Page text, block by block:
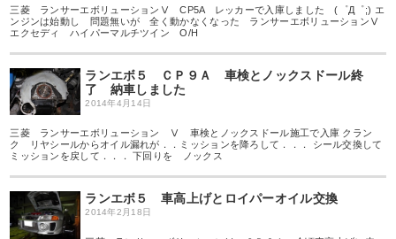
三菱 ランサーエボリューションⅤ CP5A レッカーで入庫しました (゜Д゜;) エ
ンジンは始動し 問題無いが 全く動かなくなった ランサーエボリューションⅤ
エクセディ ハイパーマルチツイン O/H
ランエボ５ ＣＰ９Ａ 車検とノックスドール終
了 納車しました
2014年4月14日
三菱 ランサーエボリューション Ⅴ 車検とノックスドール施工で入庫 クラン
ク リヤシールからオイル漏れが．．ミッションを降ろして．．． シール交換して
ミッションを戻して．．． 下回りを ノックス
ランエボ５ 車高上げとロイパーオイル交換
2014年2月18日